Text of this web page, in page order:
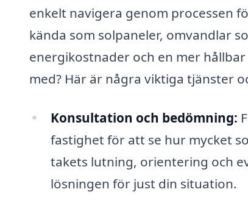
enkelt navigera genom processen
kända som solpaneler, omvandlar
energikostnader och en mer
med? Här är några viktiga tjänster
Konsultation och bedömning:
fastighet för att se hur mycket
takets lutning, orientering och
lösningen för just din situation.